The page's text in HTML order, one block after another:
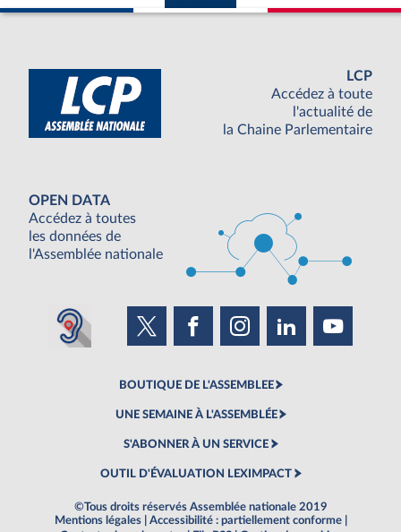
LCP
Accédez à toute
l'actualité de
la Chaine Parlementaire
OPEN DATA
Accédez à toutes
les données de
l'Assemblée nationale
BOUTIQUE DE L'ASSEMBLEE
UNE SEMAINE À L'ASSEMBLÉE
S'ABONNER À UN SERVICE
OUTIL D'ÉVALUATION LEXIMPACT
©Tous droits réservés Assemblée nationale 2019
Mentions légales
Accessibilité : partiellement conforme